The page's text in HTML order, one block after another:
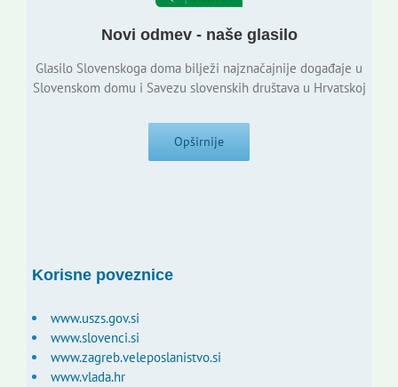
Novi odmev - naše glasilo
Glasilo Slovenskoga doma bilježi najznačajnije događaje u
Slovenskom domu i Savezu slovenskih društava u Hrvatskoj
Opširnije
Korisne poveznice
www.uszs.gov.si
www.slovenci.si
www.zagreb.veleposlanistvo.si
www.vlada.hr